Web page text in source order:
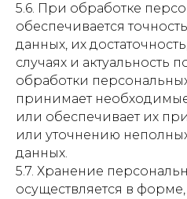
5.6. При обработке
обеспечивается
данных, их
случаях и актуальность
обработки
принимает
или обеспечивает их
или уточнению
данных.
5.7. Хранение
осуществляется в